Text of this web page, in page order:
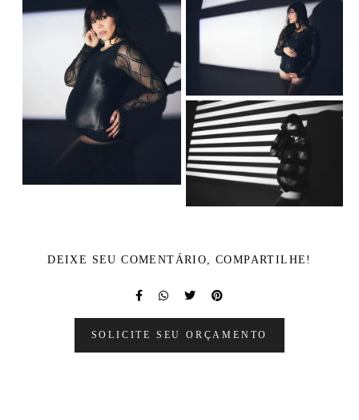
DEIXE SEU COMENTÁRIO, COMPARTILHE!
SOLICITE SEU ORÇAMENTO